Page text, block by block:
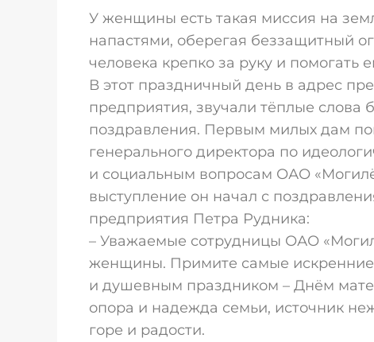
У женщины есть такая миссия на
напастями, оберегая беззащитный
человека крепко за руку и
В этот праздничный день в адрес
предприятия, звучали тёплые слова
поздравления. Первым милых дам
генерального директора по
и социальным вопросам ОАО
выступление он начал с
предприятия Петра Рудника:
– Уважаемые сотрудницы ОАО
женщины. Примите самые
и душевным праздником – Днём
опора и надежда семьи, источник
горе и радости.